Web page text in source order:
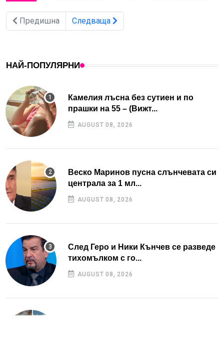
Предишна Следваща
НАЙ-ПОПУЛЯРНИ
Камелия лъсна без сутиен и по
прашки на 55 – (Вижт...
AUGUST 08, 2026
Веско Маринов пусна слънчевата си
централа за 1 мл...
AUGUST 08, 2026
След Геро и Ники Кънчев се разведе
тихомълком с го...
AUGUST 08, 2026